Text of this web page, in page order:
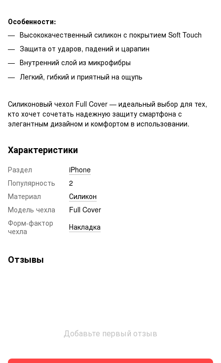
Особенности:
Высококачественный силикон с покрытием Soft Touch
Защита от ударов, падений и царапин
Внутренний слой из микрофибры
Легкий, гибкий и приятный на ощупь
Силиконовый чехол Full Cover — идеальный выбор для тех,
кто хочет сочетать надежную защиту смартфона с
элегантным дизайном и комфортом в использовании.
Характеристики
Раздел
iPhone
Популярность
2
Материал
Силикон
Модель чехла
Full Cover
Форм-фактор
чехла
Накладка
Отзывы
Добавьте первый отзыв